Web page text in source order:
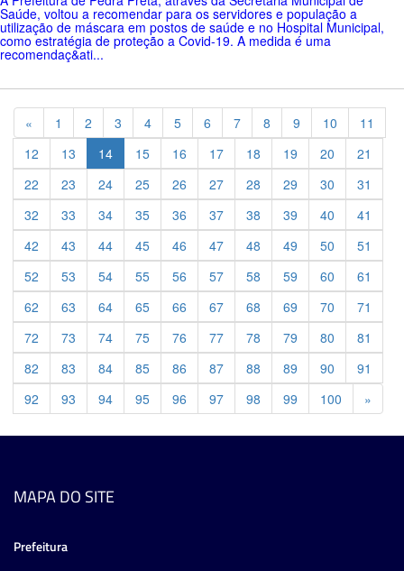
Saúde, voltou a recomendar para os servidores e população a
utilização de máscara em postos de saúde e no Hospital Municipal,
como estratégia de proteção a Covid-19. A medida é uma
recomendaç&ati...
« Previous
1 2 3 4 5 6 7 8 9 10
11
12
13 14 15 16 17 18 19 20
21
22
23 24 25 26 27 28 29 30
31
32
33 34 35 36 37 38 39 40
41
42
43 44 45 46 47 48 49 50
51
52
53 54 55 56 57 58 59 60
61
62
63 64 65 66 67 68 69 70
71
72
73 74 75 76 77 78 79 80
81
82
83 84 85 86 87 88 89 90
91
92
93 94 95 96 97 98 99 100 »
MAPA DO SITE
Prefeitura